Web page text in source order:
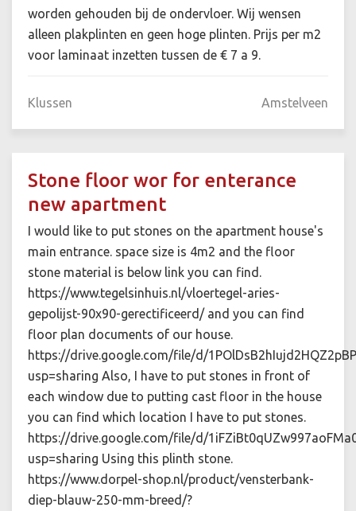
worden gehouden bij de ondervloer. Wij wensen
alleen plakplinten en geen hoge plinten. Prijs per m2
voor laminaat inzetten tussen de € 7 a 9.
Klussen Amstelveen
Stone floor wor for enterance
new apartment
I would like to put stones on the apartment house's
main entrance. space size is 4m2 and the floor
stone material is below link you can find.
https://www.tegelsinhuis.nl/vloertegel-aries-
gepolijst-90x90-gerectificeerd/ and you can find
floor plan documents of our house.
https://drive.google.com/file/d/
usp=sharing Also, I have to put stones in front of
each window due to putting cast floor in the house
you can find which location I have to put stones.
https://drive.google.com/file/d/
usp=sharing Using this plinth stone.
https://www.dorpel-shop.nl/product/vensterbank-
diep-blauw-250-mm-breed/?